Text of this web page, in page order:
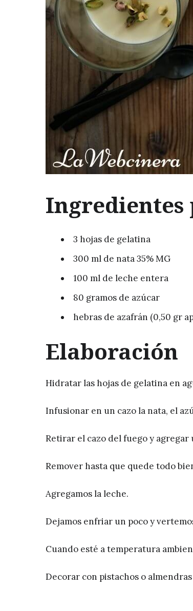
Ingredientes
3 hojas de gelatina
300 ml de nata 35% MG
100 ml de leche entera
80 gramos de azúcar
hebras de azafrán (0,50 gr
Elaboración
Hidratar las hojas de gelatina en
Infusionar en un cazo la nata, el
Retirar el cazo del fuego y
Remover hasta que quede todo
Agregamos la leche.
Dejamos enfriar un poco y
Cuando esté a temperatura
Decorar con pistachos o